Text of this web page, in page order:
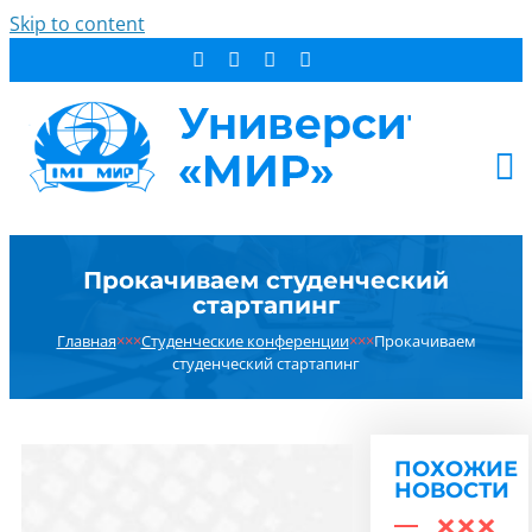
Skip to content
СТУДЕНТУ
ОБ УНИВЕРСИТЕТЕ
НОВОСТИ
Прокачиваем студенческий
стартапинг
Главная×××Студенческие конференции×××Прокачиваем
студенческий стартапинг
ПОХОЖИЕ
НОВОСТИ